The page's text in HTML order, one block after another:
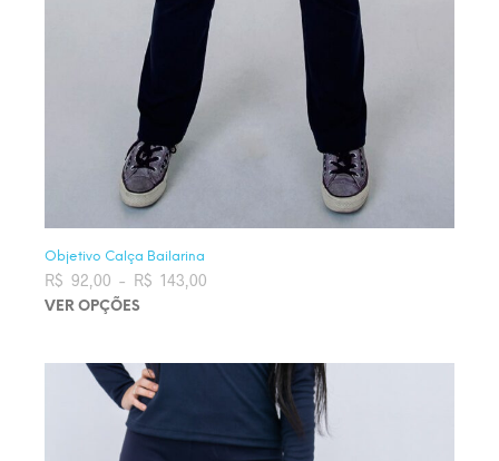
Objetivo Calça Bailarina
R$ 92,00 – R$ 143,00Faixa de preço: R$ 92,00 através
R$ 143,00
VER OPÇÕES